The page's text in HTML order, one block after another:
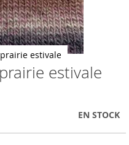
estivale
EN STOCK
estivale